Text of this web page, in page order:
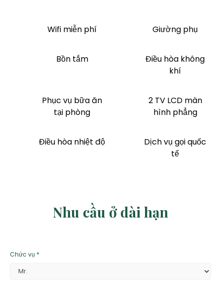
Wifi miễn phí Giường phụ
Bồn tắm
Điều hòa không
khí
Phục vụ bữa ăn
tại phòng
2 TV LCD màn
hình phẳng
Điều hòa nhiệt độ
Dịch vụ gọi quốc
tế
Nhu cầu ở dài hạn
Chức vụ *